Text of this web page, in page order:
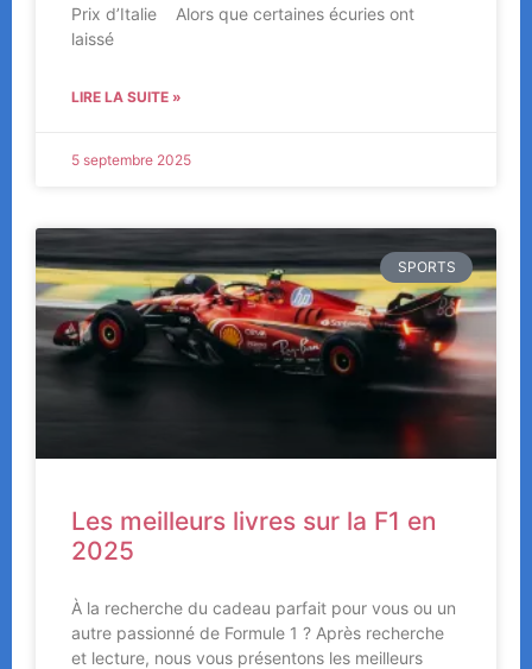
Prix d’Italie Alors que certaines écuries ont
laissé
LIRE LA SUITE »
5 septembre 2025
SPORTS
Les meilleurs livres sur la F1 en
2025
À la recherche du cadeau parfait pour vous ou un
autre passionné de Formule 1 ? Après recherche
et lecture, nous vous présentons les meilleurs